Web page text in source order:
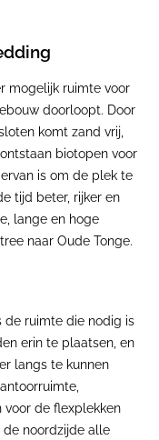
mogelijk ruimte voor
doorloopt. Door
komt zand vrij,
biotopen voor
is om de plek te
tijd beter, rijker en
lange en hoge
naar Oude Tonge.
de ruimte die nodig is
erin te plaatsen, en
langs te kunnen
voor de flexplekken
de noordzijde alle